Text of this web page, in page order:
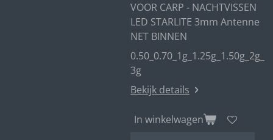
VOOR CARP - NACHTVISSEN
LED STARLITE 3mm Antenne
NET BINNEN
0.50_0.70_1g_1.25g_1.50g_2g_
3g
Bekijk details
In winkelwagen